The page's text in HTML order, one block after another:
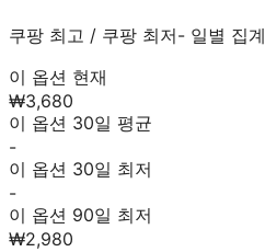
쿠팡 최고 / 쿠팡 최저- 일별 집계
이 옵션 현재
₩3,680
이 옵션 30일 평균
-
이 옵션 30일 최저
-
이 옵션 90일 최저
₩2,980